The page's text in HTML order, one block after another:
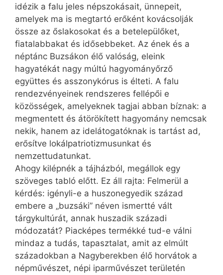
idézik a falu jeles népszokásait, ünnepeit,
amelyek ma is megtartó erőként kovácsolják
össze az őslakosokat és a betelepülőket,
fiatalabbakat és idősebbeket. Az ének és a
néptánc Buzsákon élő valóság, eleink
hagyatékát nagy múltú hagyományőrző
együttes és asszonykórus is élteti. A falu
rendezvényeinek rendszeres fellépői e
közösségek, amelyeknek tagjai abban bíznak: a
megmentett és átörökített hagyomány nemcsak
nekik, hanem az idelátogatóknak is tartást ad,
erősítve lokálpatriotizmusunkat és
nemzettudatunkat.
Ahogy kilépnék a tájházból, megállok egy
szöveges tabló előtt. Ez áll rajta: Felmerül a
kérdés: igényli-e a huszonegyedik század
embere a „buzsáki” néven ismertté vált
tárgykultúrát, annak huszadik századi
módozatát? Piacképes termékké tud-e válni
mind­az a tudás, tapasztalat, amit az elmúlt
századokban a Nagyberekben élő horvátok a
népművészet, népi iparművészet területén